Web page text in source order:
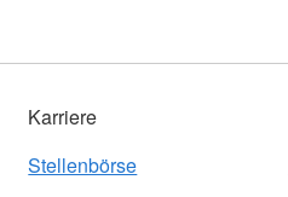
Karriere
Stellenbörse